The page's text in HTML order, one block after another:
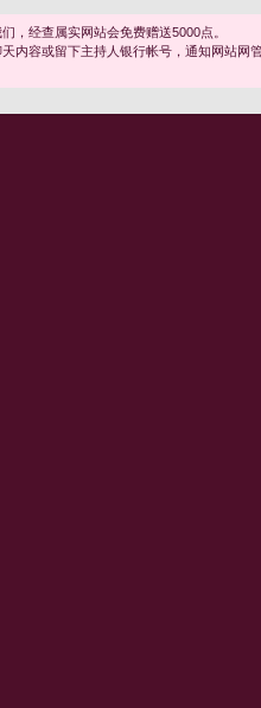
，经查属实网站会免费赠送5000点。
内容或留下主持人银行帐号，通知网站网